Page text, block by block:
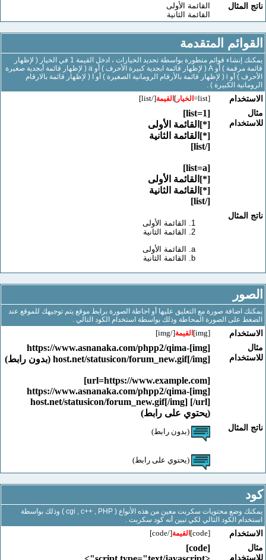
القائمة الأولى
القائمة الثانية
المتقدمة
يمكنك إنشاء قوائم متطورة بواسطة تحديد الخيارات ، ادخل القيمة 1 في الخيار ( لإظهار
قائمة مرقمة ) أو A ( لإظهار قائمة ابجدية كبيرة الأحرف ) أو a ( لإظهار قائمة أبجدية صغيرة
الأحرف ) أو i ( لإظهار قائمة بالأرقام الرومانية الصغيرة ) أو I ( لإظهار قائمة بالارقام
الكبيرة ) .
[list= الخيار]القيمة [/list]
[*]القائمة الأولى
[*]القائمة الثانية
[*]القائمة الأولى
[*]القائمة الثانية
القائمة الأولى
القائمة الثانية
القائمة الأولى
القائمة الثانية
صورة مع التعليق عليها أو احاطة الصورة برابط موقع يتم توجيهك للموقع عند
على الصورة المحاطة وذلك بواسطة استخدام الكود التالي .
[img] القيمة[/img]
[img]https://www.asnanaka.com/phpp2/qima-
host.net/statusicon/forum_new.gif[/img] (بدون رابط)
[url=https://www.example.com]
[img]https://www.asnanaka.com/phpp2/qima-
host.net/statusicon/forum_new.gif[/img] [/url]
(يحتوي على رابط)
(بدون رابط)
(يحتوي على رابط)
يمكنك وضع محتويات سكربت معين من هذه الأنواع ( cgi , c++ , PHP ) وذلك بواسطة
الكود التالي لكي تبين أنه كود سكربت .
[code] القيمة[/code]